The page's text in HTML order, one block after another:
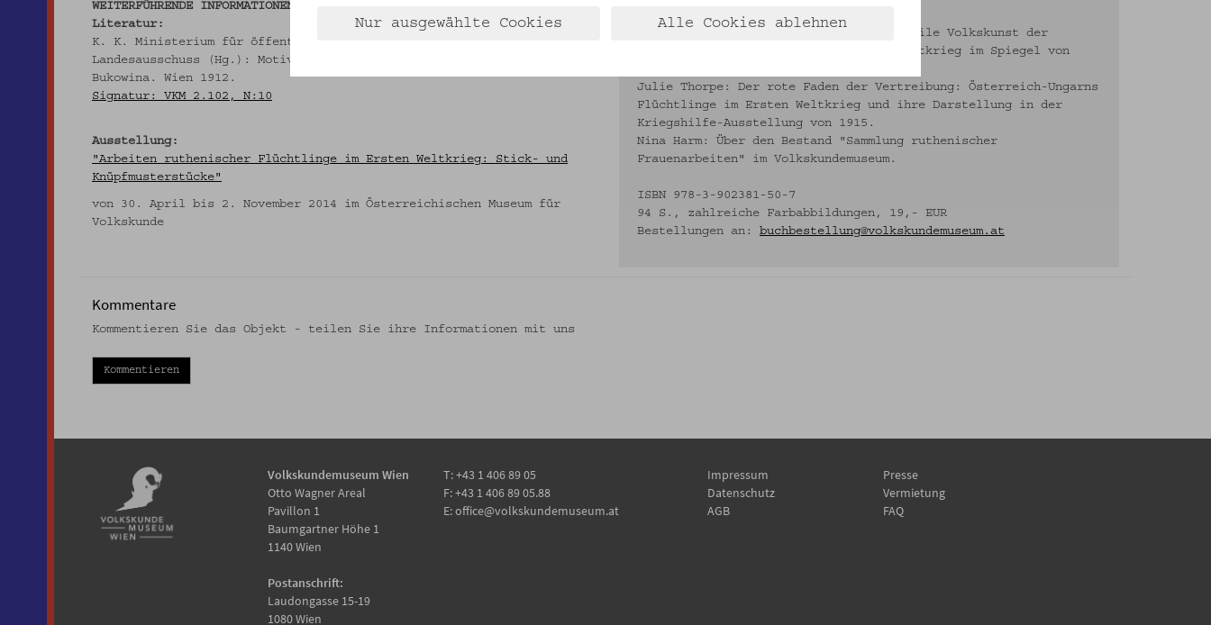
WEITERFÜHRENDE INFORMATIONEN
Literatur:
K. K. Ministerium für öffentliche Arbeiten & Bukowiner
Landesausschuss (Hg.): Motive der hausindustriellen Stickerei in der
Bukowina. Wien 1912.
Signatur: VKM 2.102, N:10
Ausstellung:
"Arbeiten ruthenischer Flüchtlinge im Ersten Weltkrieg: Stick- und
Knüpfmusterstücke"
von 30. April bis 2. November 2014 im Österreichischen Museum für
Volkskunde
Mit Beiträgen von:
Kathrin Pallestrang: Musterungen - Textile Volkskunst der
"Ruthenen" Galiziens bis zum Ersten Weltkrieg im Spiegel von
Julie Thorpe: Der rote Faden der Vertreibung: Österreich-Ungarns
Flüchtlinge im Ersten Weltkrieg und ihre Darstellung in der
Kriegshilfe-Ausstellung von 1915.
Nina Harm: Über den Bestand "Sammlung ruthenischer
Frauenarbeiten" im Volkskundemuseum.
ISBN 978-3-902381-50-7
94 S., zahlreiche Farbabbildungen, 19,- EUR
Bestellungen an: buchbestellung@volkskundemuseum.at
Kommentare
Kommentieren Sie das Objekt - teilen Sie ihre Informationen mit uns
Kommentieren
Volkskundemuseum Wien
Otto Wagner Areal
Pavillon 1
Baumgartner Höhe 1
1140 Wien
Postanschrift:
Laudongasse 15-19
1080 Wien
T:+43 1 406 89 05
F: +43 1 406 89 05.88
E:office@volkskundemuseum.at
Impressum
Datenschutz
AGB
Presse
Vermietung
FAQ
Nur ausgewählte Cookies Alle Cookies ablehnen